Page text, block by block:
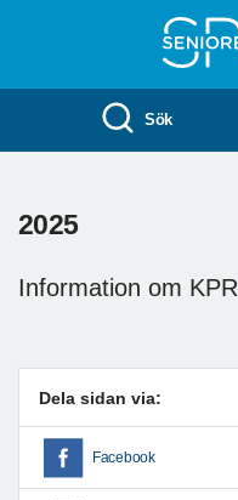
Sök
2025
Information om KPR
Dela sidan via:
Facebook